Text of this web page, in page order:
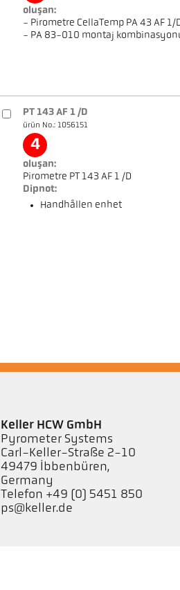
oluşan:
- Pirometre CellaTemp PA 43 AF 1/
- PA 83-010 montaj
PT 143 AF 1 /D
ürün No.: 1056151
4
oluşan:
Pirometre PT 143 AF 1 /D
Dipnot:
Handhållen enhet
Keller HCW GmbH
Pyrometer Systems
Carl-Keller-Straße 2-10
49479 Ibbenbüren,
Germany
Telefon +49 (0) 5451 850
ps@keller.de